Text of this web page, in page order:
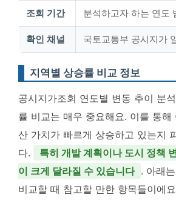
조회 기간 분석하고자 하는 연도
확인 채널 국토교통부 공시지가
지역별 상승률 비교 정보
공시지가조회 연도별 변동 추이 분
률 비교는 매우 중요해요. 이를 통해
산 가치가 빠르게 상승하고 있는지
다.
특히 개발 계획이나 도시 정책
이 크게 달라질 수 있습니다 . 아래
비교할 때 참고할 만한 항목들이에